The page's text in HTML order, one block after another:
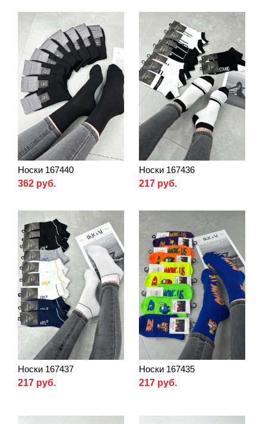
Носки 167440
362 руб.
Носки 167436
217 руб.
Носки 167437
217 руб.
Носки 167435
217 руб.